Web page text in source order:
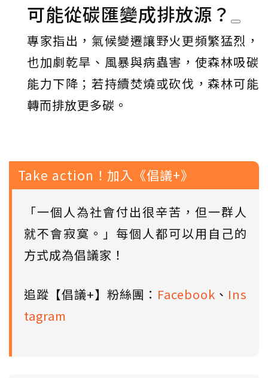
可能從碳匯變成排放源？
專家指出，氣候變遷讓野火更頻繁猛烈，
也加劇乾旱、風暴與病蟲害，使森林吸碳
能力下降；若持續焚燒或砍伐，森林可能
轉而排放更多碳。
Take action！加入《倡議+》
「一個人為社會付出很辛苦，但一群人
就不會寂寞。」每個人都可以用自己的
方式成為倡議家！
追蹤【倡議+】粉絲團： Facebook 、 Ins
tagram